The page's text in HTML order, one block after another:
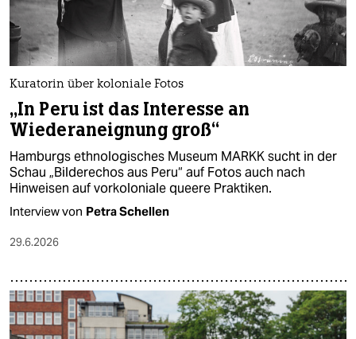
Kuratorin über koloniale Fotos
„In Peru ist das Interesse an
Wiederaneignung groß“
Hamburgs ethnologisches Museum MARKK sucht in der
Schau „Bilderechos aus Peru“ auf Fotos auch nach
Hinweisen auf vorkoloniale queere Praktiken.
Interview von Petra Schellen
29.6.2026